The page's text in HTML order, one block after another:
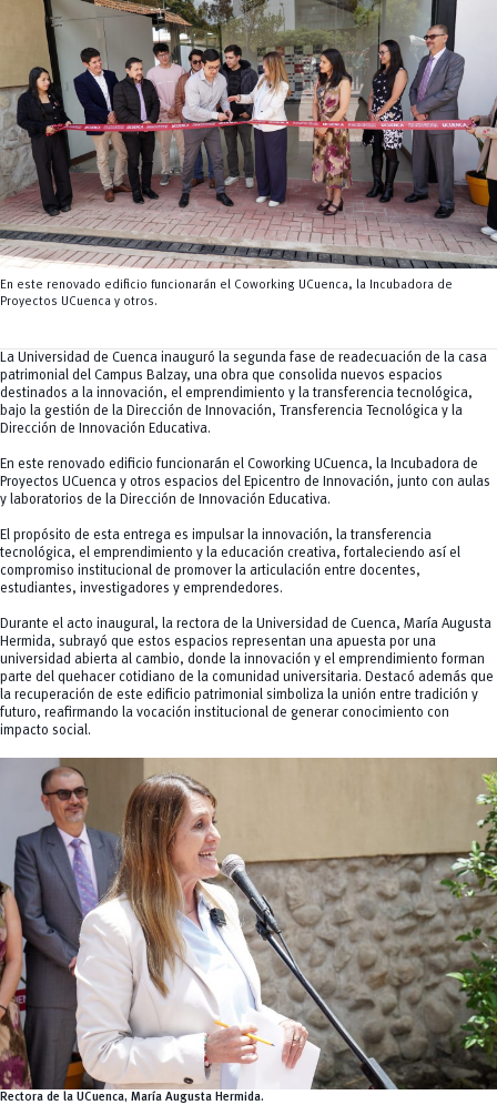
y Agropecuarias
MOVERU
Posgrados
Radio Universitaria
Salud
Sostenibilidad
Vinculación
En este renovado edificio funcionarán el Coworking UCuenca, la Incubadora de
Proyectos UCuenca y otros.
La Universidad de Cuenca inauguró la segunda fase de readecuación de la casa
patrimonial del Campus Balzay, una obra que consolida nuevos espacios
destinados a la innovación, el emprendimiento y la transferencia tecnológica,
bajo la gestión de la Dirección de Innovación, Transferencia Tecnológica y la
Dirección de Innovación Educativa.
En este renovado edificio funcionarán el Coworking UCuenca, la Incubadora de
Proyectos UCuenca y otros espacios del Epicentro de Innovación, junto con aulas
y laboratorios de la Dirección de Innovación Educativa.
El propósito de esta entrega es impulsar la innovación, la transferencia
tecnológica, el emprendimiento y la educación creativa, fortaleciendo así el
compromiso institucional de promover la articulación entre docentes,
estudiantes, investigadores y emprendedores.
Durante el acto inaugural, la rectora de la Universidad de Cuenca, María Augusta
Hermida, subrayó que estos espacios representan una apuesta por una
universidad abierta al cambio, donde la innovación y el emprendimiento forman
parte del quehacer cotidiano de la comunidad universitaria. Destacó además que
la recuperación de este edificio patrimonial simboliza la unión entre tradición y
futuro, reafirmando la vocación institucional de generar conocimiento con
impacto social.
Rectora de la UCuenca, María Augusta Hermida.